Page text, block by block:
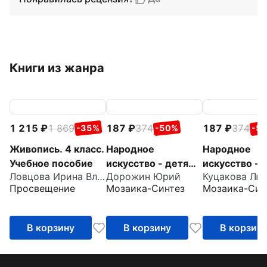
Книги из жанра
1 215 1 869 -35%
Живопись. 4 класс.
Учебное пособие
Ловцова Ирина Владимировна
Просвещение
В корзину
187 374 -50%
Народное
искусство - детям.
Сказочная гжель.
Альбом для
Дорожин Юрий
Мозаика-Синтез
В корзину
187 374 -
Народное
искусство -
Мастерская
Альбом для
Мозаика-
В корзину